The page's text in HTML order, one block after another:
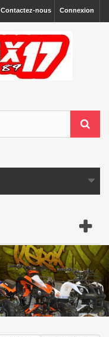
Connexion
Contactez-nous